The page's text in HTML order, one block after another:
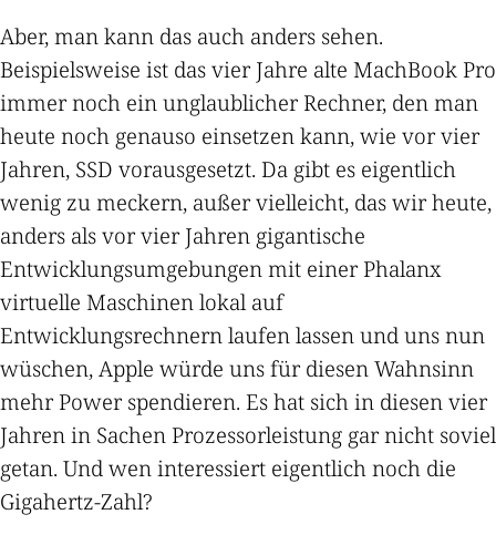
Aber, man kann das auch anders sehen.
Beispielsweise ist das vier Jahre alte MachBook Pro
immer noch ein unglaublicher Rechner, den man
heute noch genauso einsetzen kann, wie vor vier
Jahren, SSD vorausgesetzt. Da gibt es eigentlich
wenig zu meckern, außer vielleicht, das wir heute,
anders als vor vier Jahren gigantische
Entwicklungsumgebungen mit einer Phalanx
virtuelle Maschinen lokal auf
Entwicklungsrechnern laufen lassen und uns nun
wüschen, Apple würde uns für diesen Wahnsinn
mehr Power spendieren. Es hat sich in diesen vier
Jahren in Sachen Prozessorleistung gar nicht soviel
getan. Und wen interessiert eigentlich noch die
Gigahertz-Zahl?